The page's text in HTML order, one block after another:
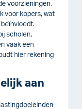
voorzieningen.
voor kopers, wat
scholen,
vaak een
hier rekening
aan